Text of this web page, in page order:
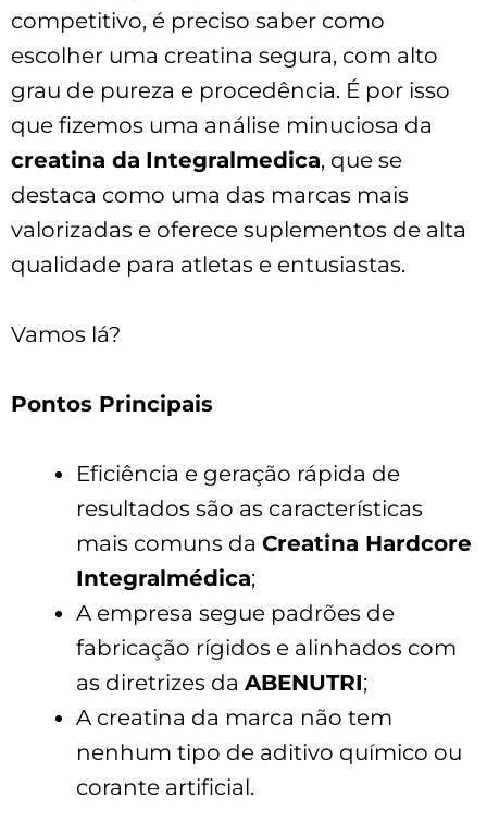
competitivo, é preciso saber como
escolher uma creatina segura, com alto
grau de pureza e procedência. É por isso
que fizemos uma análise minuciosa da
creatina da Integralmedica, que se
destaca como uma das marcas mais
valorizadas e oferece suplementos de alta
qualidade para atletas e entusiastas.
Vamos lá?
Pontos Principais
Eficiência e geração rápida de
resultados são as características
mais comuns da Creatina Hardcore
Integralmédica;
A empresa segue padrões de
fabricação rígidos e alinhados com
as diretrizes da ABENUTRI;
A creatina da marca não tem
nenhum tipo de aditivo químico ou
corante artificial.